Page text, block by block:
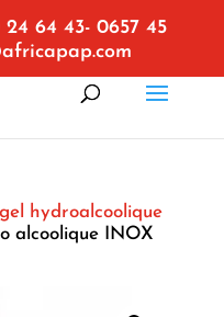
24 64 43- 0657 45
hydroalcoolique
alcoolique INOX